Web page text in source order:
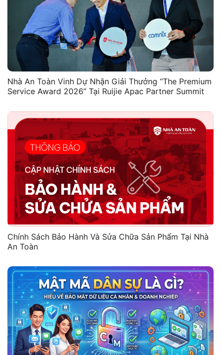
Nhà An Toàn Vinh Dự Nhận Giải Thưởng “The Premium
Service Award 2026” Tại Ruijie Apac Partner Summit
Chính Sách Bảo Hành Và Sửa Chữa Sản Phẩm Tại Nhà
An Toàn